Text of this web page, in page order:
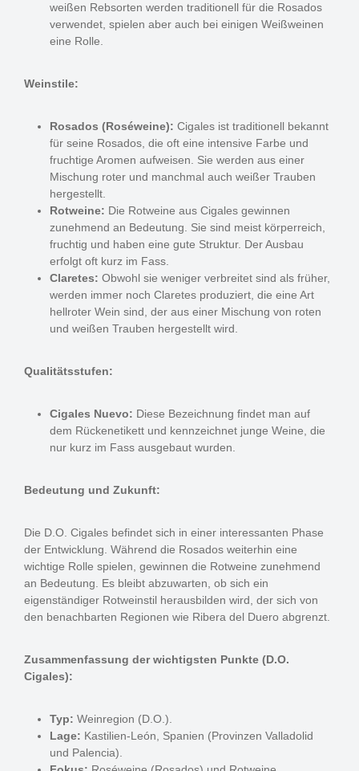
weißen Rebsorten werden traditionell für die Rosados
verwendet, spielen aber auch bei einigen Weißweinen
eine Rolle.
Weinstile:
Rosados (Roséweine): Cigales ist traditionell bekannt
für seine Rosados, die oft eine intensive Farbe und
fruchtige Aromen aufweisen. Sie werden aus einer
Mischung roter und manchmal auch weißer Trauben
hergestellt.
Rotweine: Die Rotweine aus Cigales gewinnen
zunehmend an Bedeutung. Sie sind meist körperreich,
fruchtig und haben eine gute Struktur. Der Ausbau
erfolgt oft kurz im Fass.
Claretes: Obwohl sie weniger verbreitet sind als früher,
werden immer noch Claretes produziert, die eine Art
hellroter Wein sind, der aus einer Mischung von roten
und weißen Trauben hergestellt wird.
Qualitätsstufen:
Cigales Nuevo: Diese Bezeichnung findet man auf
dem Rückenetikett und kennzeichnet junge Weine, die
nur kurz im Fass ausgebaut wurden.
Bedeutung und Zukunft:
Die D.O. Cigales befindet sich in einer interessanten Phase
der Entwicklung. Während die Rosados weiterhin eine
wichtige Rolle spielen, gewinnen die Rotweine zunehmend
an Bedeutung. Es bleibt abzuwarten, ob sich ein
eigenständiger Rotweinstil herausbilden wird, der sich von
den benachbarten Regionen wie Ribera del Duero abgrenzt.
Zusammenfassung der wichtigsten Punkte (D.O.
Cigales):
Typ: Weinregion (D.O.).
Lage: Kastilien-León, Spanien (Provinzen Valladolid
und Palencia).